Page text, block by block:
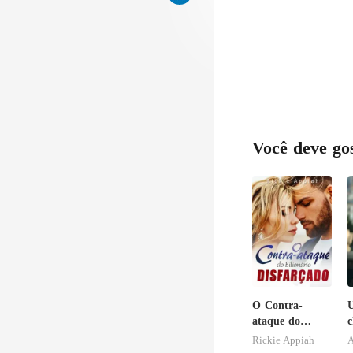
Você deve
O Contra-
ataque do
Bilionário
Rickie Appiah